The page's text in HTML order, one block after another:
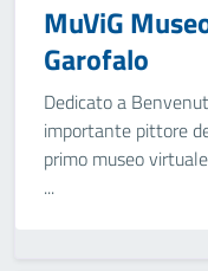
MuViG
Garofalo
Dedicato a
importante pittore
primo museo
...